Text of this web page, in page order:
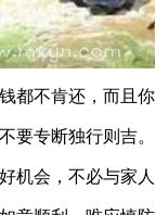
不肯还，而且
专断独行则吉
机会，不必与家